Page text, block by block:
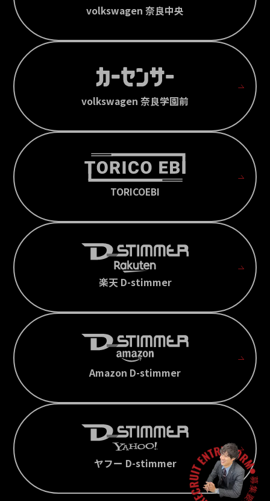
volkswagen 奈良中央
volkswagen 奈良学園前
TORICOEBI
楽天 D-stimmer
Amazon D-stimmer
ヤフー D-stimmer